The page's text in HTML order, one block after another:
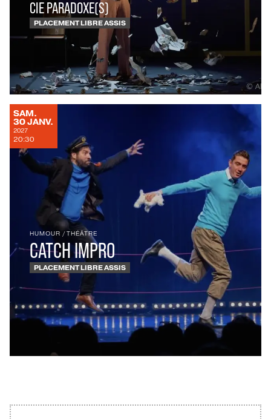
CIE PARADOXE(S)
PLACEMENT LIBRE ASSIS
SAMEDI
SAM.
30JANVIER
JANV.
2027
20:30
HUMOUR /THÉÂTRE
CATCH IMPRO
PLACEMENT LIBRE ASSIS